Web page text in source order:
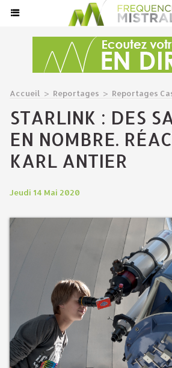
Accueil > Reportages > Reportages
STARLINK : DES
EN NOMBRE.
KARL ANTIER
Jeudi 14 Mai 2020